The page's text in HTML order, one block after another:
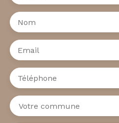
Nom
Email
Téléphone
Votre commune